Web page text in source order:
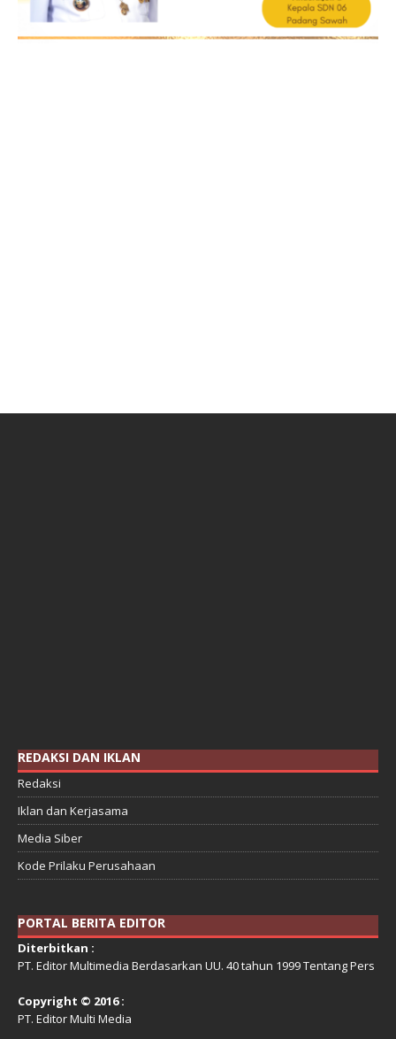
REDAKSI DAN IKLAN
Redaksi
Iklan dan Kerjasama
Media Siber
Kode Prilaku Perusahaan
PORTAL BERITA EDITOR
Diterbitkan :
PT. Editor Multimedia Berdasarkan UU. 40 tahun 1999 Tentang Pers
Copyright © 2016 :
PT. Editor Multi Media